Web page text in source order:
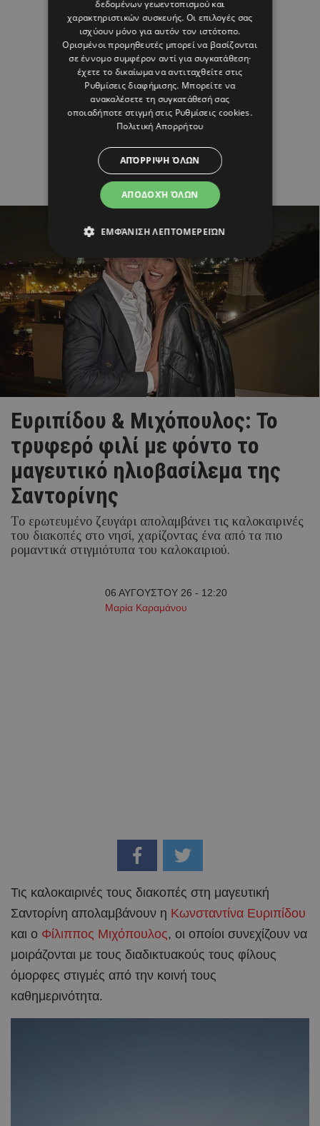
Ευριπίδου & Μιχόπουλος: Το
τρυφερό φιλί με φόντο το
μαγευτικό ηλιοβασίλεμα της
Σαντορίνης
Το ερωτευμένο ζευγάρι απολαμβάνει τις καλοκαιρινές
του διακοπές στο νησί, χαρίζοντας ένα από τα πιο
ρομαντικά στιγμιότυπα του καλοκαιριού.
06 ΑΥΓΟΥΣΤΟΥ 26 - 12:20
Μαρία Καραμάνου
Τις καλοκαιρινές τους διακοπές στη μαγευτική
Σαντορίνη απολαμβάνουν η Κωνσταντίνα Ευριπίδου
και ο Φίλιππος Μιχόπουλος, οι οποίοι συνεχίζουν να
μοιράζονται με τους διαδικτυακούς τους φίλους
όμορφες στιγμές από την κοινή τους
καθημερινότητα.
δεδομένων γεωεντοπισμού και
χαρακτηριστικών συσκευής. Οι επιλογές σας
ισχύουν μόνο για αυτόν τον ιστότοπο.
Ορισμένοι προμηθευτές μπορεί να βασίζονται
σε έννομο συμφέρον αντί για συγκατάθεση·
έχετε το δικαίωμα να αντιταχθείτε στις
Ρυθμίσεις διαφήμισης. Μπορείτε να
ανακαλέσετε τη συγκατάθεσή σας
οποιαδήποτε στιγμή στις Ρυθμίσεις cookies.
Πολιτική Απορρήτου
ΑΠΟΔΟΧΉ ΌΛΩΝ
ΑΠΌΡΡΙΨΗ ΌΛΩΝ
ΕΜΦΆΝΙΣΗ ΛΕΠΤΟΜΕΡΕΙΏΝ